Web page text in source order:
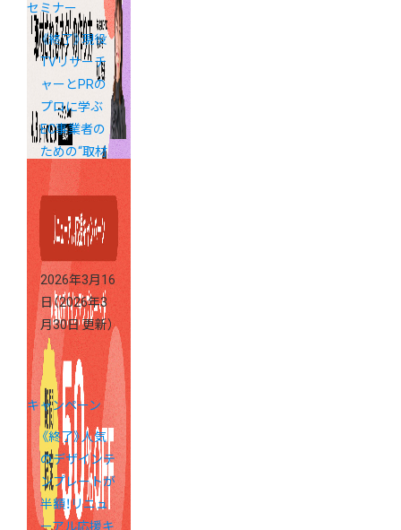
セミナー
《終了》現役
TVリサーチ
ャーとPRの
プロに学ぶ
EC事業者の
ための“取材
されるネ
タ”の作り方
2026年3月16
日（2026年3
月30日 更新）
キャンペーン
《終了》人気
のデザインテ
ンプレートが
半額！リニュ
ーアル応援キ